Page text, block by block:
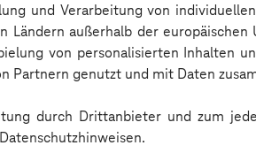
und Verarbeitung von
außerhalb der
von personalisierten Inhalten
Partnern genutzt und mit Daten
durch Drittanbieter und zum
Studie